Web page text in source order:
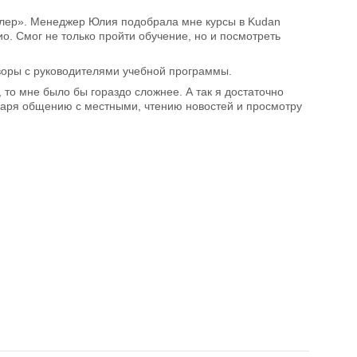
Менеджер Юлия подобрала мне курсы в Kudan
Смог не только пройти обучение, но и посмотреть
с руководителями учебной программы.
мне было бы гораздо сложнее. А так я достаточно
общению с местными, чтению новостей и просмотру